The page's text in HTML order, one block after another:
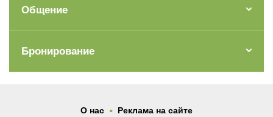
Общение
Бронирование
О нас . Реклама на сайте